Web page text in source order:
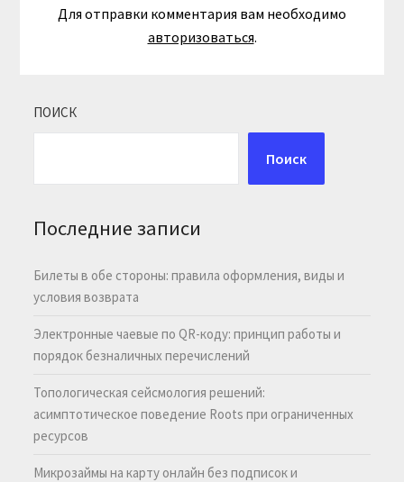
Для отправки комментария вам необходимо
авторизоваться.
ПОИСК
Поиск
Последние записи
Билеты в обе стороны: правила оформления, виды и
условия возврата
Электронные чаевые по QR-коду: принцип работы и
порядок безналичных перечислений
Топологическая сейсмология решений:
асимптотическое поведение Roots при ограниченных
ресурсов
Микрозаймы на карту онлайн без подписок и